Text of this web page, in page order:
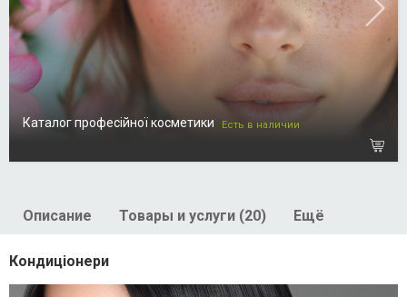
Каталог професійної косметики Есть в наличии
Описание Товары и услуги (20) Ещё
Кондиціонери